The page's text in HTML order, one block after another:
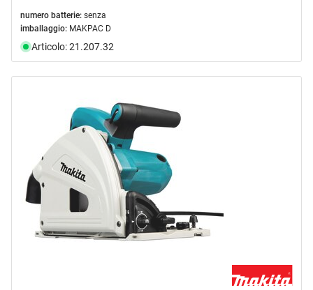
numero batterie: senza
imballaggio: MAKPAC D
Articolo: 21.207.32